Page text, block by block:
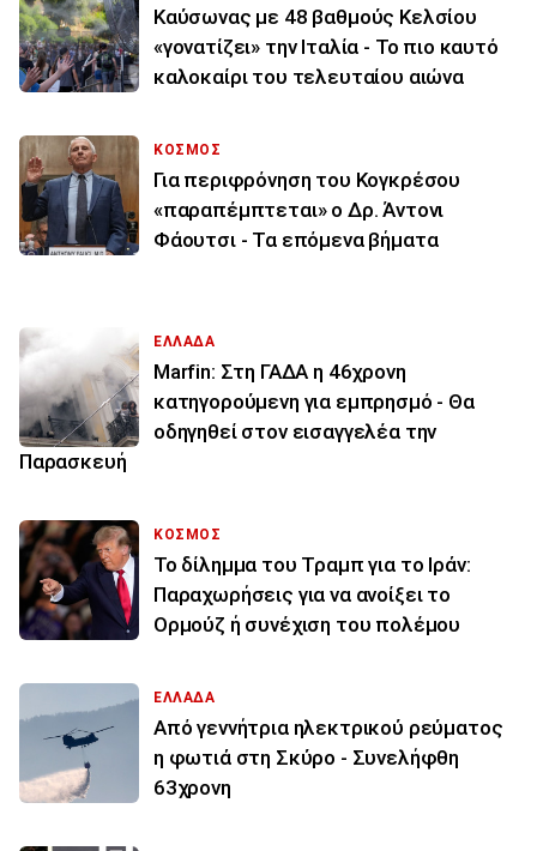
Καύσωνας με 48 βαθμούς Κελσίου
«γονατίζει» την Ιταλία - Το πιο καυτό
καλοκαίρι του τελευταίου αιώνα
ΚΟΣΜΟΣ
Για περιφρόνηση του Κογκρέσου
«παραπέμπτεται» ο Δρ. Άντονι
Φάουτσι - Τα επόμενα βήματα
ΕΛΛΑΔΑ
Marfin: Στη ΓΑΔΑ η 46χρονη
κατηγορούμενη για εμπρησμό - Θα
οδηγηθεί στον εισαγγελέα την
Παρασκευή
ΚΟΣΜΟΣ
Το δίλημμα του Τραμπ για το Ιράν:
Παραχωρήσεις για να ανοίξει το
Ορμούζ ή συνέχιση του πολέμου
ΕΛΛΑΔΑ
Από γεννήτρια ηλεκτρικού ρεύματος
η φωτιά στη Σκύρο - Συνελήφθη
63χρονη